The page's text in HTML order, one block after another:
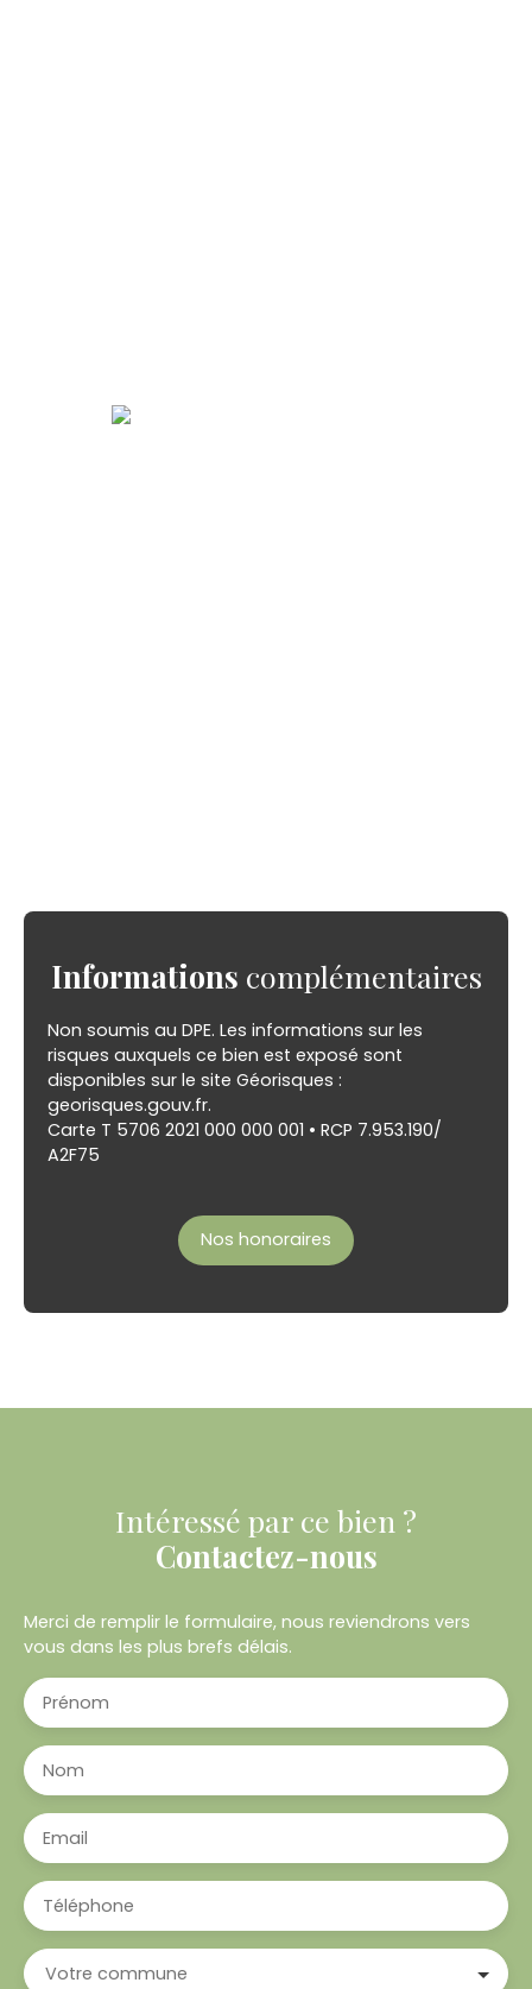
Informations complémentaires
Non soumis au DPE. Les informations sur les
risques auxquels ce bien est exposé sont
disponibles sur le site Géorisques :
georisques.gouv.fr.
Carte T 5706 2021 000 000 001 • RCP 7.953.190/
A2F75
Nos honoraires
Intéressé par ce bien ?
Contactez-nous
Merci de remplir le formulaire, nous reviendrons vers
vous dans les plus brefs délais.
Prénom
Nom
Email
Téléphone
Votre commune